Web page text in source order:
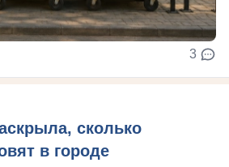
3
сколько
в городе